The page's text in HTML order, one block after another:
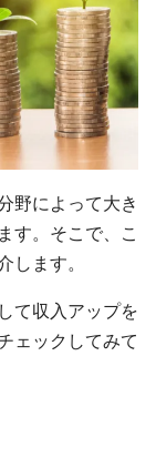
野によって大き
す。そこで、こ
します。
て収入アップを
ェックしてみて